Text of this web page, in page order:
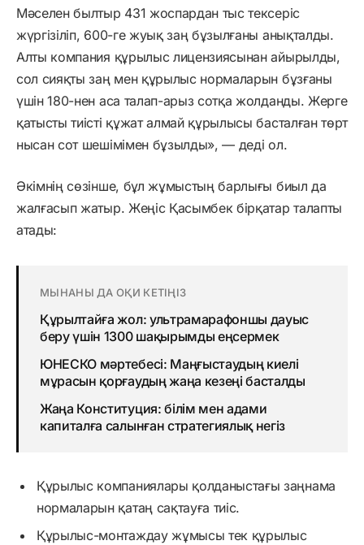
Мәселен былтыр 431 жоспардан тыс тексеріс
жүргізіліп, 600-ге жуық заң бұзылғаны анықталды.
Алты компания құрылыс лицензиясынан айырылды,
сол сияқты заң мен құрылыс нормаларын бұзғаны
үшін 180-нен аса талап-арыз сотқа жолданды. Жерге
қатысты тиісті құжат алмай құрылысы басталған төрт
нысан сот шешімімен бұзылды», — деді ол.
Әкімнің сөзінше, бұл жұмыстың барлығы биыл да
жалғасып жатыр. Жеңіс Қасымбек бірқатар талапты
атады:
МЫНАНЫ ДА ОҚИ КЕТІҢІЗ
Құрылтайға жол: ультрамарафоншы дауыс
беру үшін 1300 шақырымды еңсермек
ЮНЕСКО мәртебесі: Маңғыстаудың киелі
мұрасын қорғаудың жаңа кезеңі басталды
Жаңа Конституция: білім мен адами
капиталға салынған стратегиялық негіз
Құрылыс компаниялары қолданыстағы заңнама
нормаларын қатаң сақтауға тиіс.
Құрылыс-монтаждау жұмысы тек құрылыс